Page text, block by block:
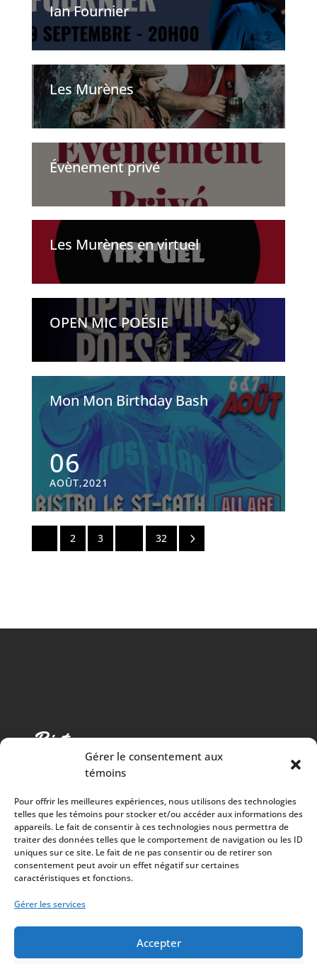
Gérer le consentement aux
témoins
Pour offrir les meilleures expériences, nous utilisons des technologies
telles que les témoins pour stocker et/ou accéder aux informations des
appareils. Le fait de consentir à ces technologies nous permettra de
traiter des données telles que le comportement de navigation ou les ID
uniques sur ce site. Le fait de ne pas consentir ou de retirer son
consentement peut avoir un effet négatif sur certaines
caractéristiques et fonctions.
Gérer les services
Accepter
Ian Fournier
Les Murènes
Évènement privé
Les Murènes en virtuel
OPEN MIC POÉSIE
Mon Mon Birthday Bash
06
AOÛT,2021
2 3 32 5
Cuisine chaleureuse, spectacles de qualité et 100%
des surplus versés à la communauté
À PROPOS
Mission